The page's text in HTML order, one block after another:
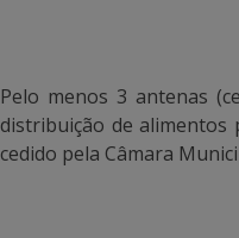
Pelo menos 3 antenas
distribuição de alimentos
cedido pela Câmara